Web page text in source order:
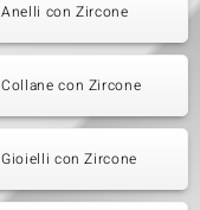
Anelli con Zircone
Collane con Zircone
Gioielli con Zircone